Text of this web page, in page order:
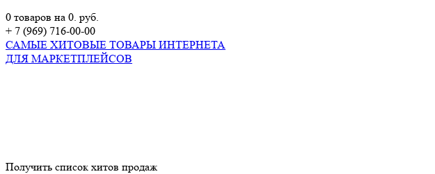
0 товаров на 0. руб.
+ 7 (969) 716-00-00
САМЫЕ ХИТОВЫЕ ТОВАРЫ ИНТЕРНЕТА
ДЛЯ МАРКЕТПЛЕЙСОВ
Получить список хитов продаж